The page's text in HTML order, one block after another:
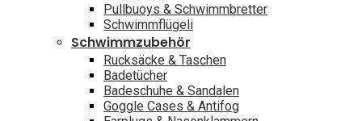
Pullbuoys & Schwimmbretter
Schwimmflügeli
Schwimmzubehör
Rucksäcke & Taschen
Badetücher
Badeschuhe & Sandalen
Goggle Cases & Antifog